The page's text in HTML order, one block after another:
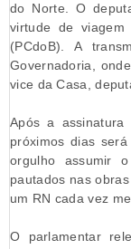
do Norte. O
virtude de
(PCdoB). A
Governadoria,
vice da Casa,
Após a
próximos dias
orgulho assumir
pautados nas
um RN cada vez
O parlamentar